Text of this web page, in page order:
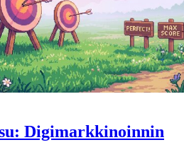
Digimarkkinoinnin